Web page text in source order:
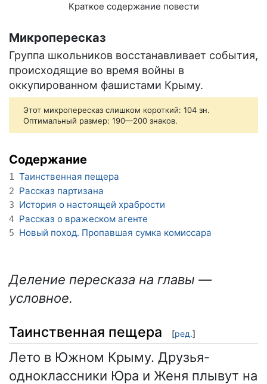
Краткое содержание повести
Микропересказ
Группа школьников восстанавливает события,
происходящие во время войны в
оккупированном фашистами Крыму.
Этот микропересказ слишком короткий: 104 зн.
Оптимальный размер: 190—200 знаков.
Содержание
1 Таинственная пещера
2 Рассказ партизана
3 История о настоящей храбрости
4 Рассказ о вражеском агенте
5 Новый поход. Пропавшая сумка комиссара
Деление пересказа на главы —
условное.
Таинственная пещера [ред.]
Лето в Южном Крыму. Друзья-
одноклассники Юра и Женя плывут на